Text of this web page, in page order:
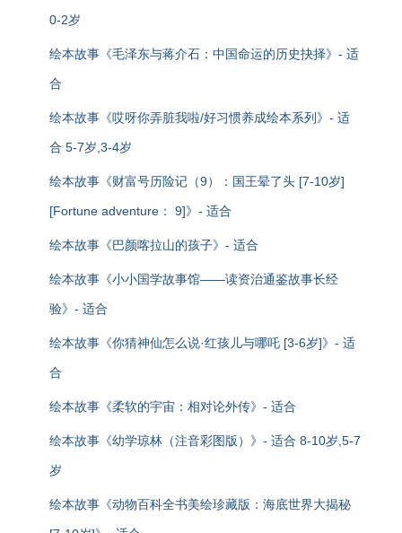
0-2岁
绘本故事《毛泽东与蒋介石：中国命运的历史抉择》- 适
合
绘本故事《哎呀你弄脏我啦/好习惯养成绘本系列》- 适
合 5-7岁,3-4岁
绘本故事《财富号历险记（9）：国王晕了头 [7-10岁]
[Fortune adventure： 9]》- 适合
绘本故事《巴颜喀拉山的孩子》- 适合
绘本故事《小小国学故事馆——读资治通鉴故事长经
验》- 适合
绘本故事《你猜神仙怎么说·红孩儿与哪吒 [3-6岁]》- 适
合
绘本故事《柔软的宇宙：相对论外传》- 适合
绘本故事《幼学琼林（注音彩图版）》- 适合 8-10岁,5-7
岁
绘本故事《动物百科全书美绘珍藏版：海底世界大揭秘